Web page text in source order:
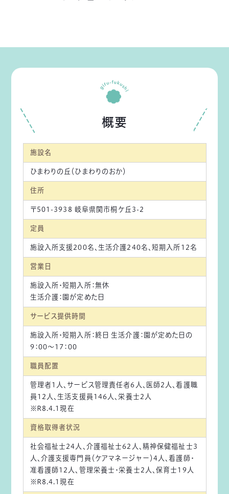
概要
施設名
ひまわりの丘（ひまわりのおか）
住所
〒501-3938 岐阜県関市桐ケ丘3-2
定員
施設入所支援200名、生活介護240名、短期入所12名
営業日
施設入所・短期入所：無休
生活介護：園が定めた日
サービス提供時間
施設入所・短期入所：終日 生活介護：園が定めた日の
9：00～17：00
職員配置
管理者1人、サービス管理責任者6人、医師2人、看護職
員12人、生活支援員146人、栄養士2人
※R8.4.1現在
資格取得者状況
社会福祉士24人、介護福祉士62人、精神保健福祉士3
人、介護支援専門員（ケアマネージャー）4人、看護師・
准看護師12人、管理栄養士・栄養士2人、保育士19人
※R8.4.1現在